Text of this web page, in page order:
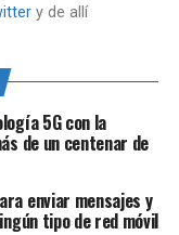
y de allí
5G con la
de un centenar de
enviar mensajes y
tipo de red móvil